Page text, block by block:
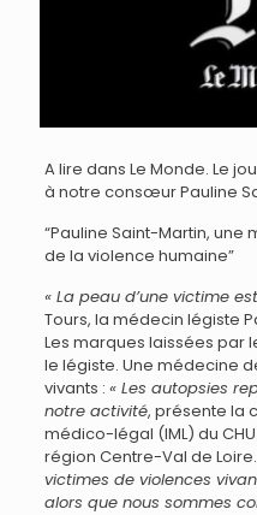
A lire dans Le Monde. Le
à notre consœur Pauline
“Pauline Saint-Martin,
de la violence humaine”
« La peau d’une victime
Tours, la médecin légiste
Les marques laissées par
le légiste. Une médecine
vivants : « Les autopsies
notre activité, présente la
médico-légal (IML) du
région Centre-Val de Loire.
victimes de violences
alors que nous sommes